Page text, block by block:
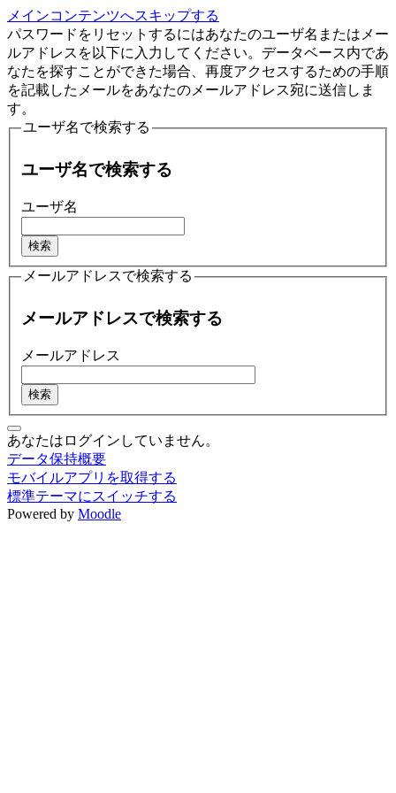
メインコンテンツへスキップする
パスワードをリセットするにはあなたのユーザ名またはメー
ルアドレスを以下に入力してください。データベース内であ
なたを探すことができた場合、再度アクセスするための手順
を記載したメールをあなたのメールアドレス宛に送信しま
す。
ユーザ名で検索する
ユーザ名で検索する
ユーザ名
メールアドレスで検索する
メールアドレスで検索する
メールアドレス
あなたはログインしていません。
データ保持概要
モバイルアプリを取得する
標準テーマにスイッチする
Powered by Moodle